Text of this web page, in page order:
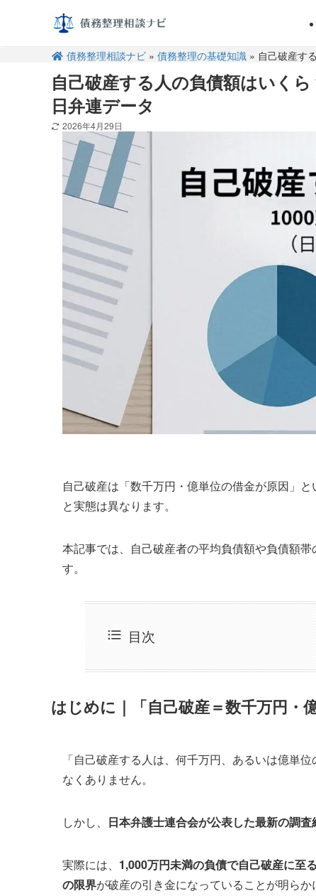
債務整理相談ナビ» 債務整理の基礎知識» 自己破産す
自己破産する人の負債額はいく
日弁連データ
2026年4月29日
自己破産は「数千万円・億単位の借金が原因」
と実態は異なります。
本記事では、自己破産者の平均負債額や負債額
す。
目次
はじめに｜「自己破産＝数千万円・
「自己破産する人は、何千万円、あるいは億単
なくありません。
しかし、 日本弁護士連合会が公表した最新の調査
実際には、 1,000万円未満の負債で自己破産に至
の限界が破産の引き金になっていることが明らか